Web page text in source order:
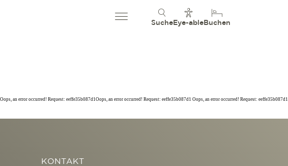
Suche Eye-able Buchen
Oops, an error occurred! Request: eeffe35b087d1Oops, an error occurred! Request: eeffe35b087d1 Oops, an error occurred! Request: eeffe35b087d1
KONTAKT